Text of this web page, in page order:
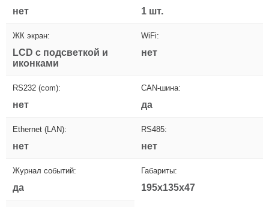
нет 1 шт.
ЖК экран:
LCD с подсветкой и
иконками
WiFi:
нет
RS232 (com):
нет
CAN-шина:
да
Ethernet (LAN):
нет
RS485:
нет
Журнал событий:
да
Габариты:
195x135x47